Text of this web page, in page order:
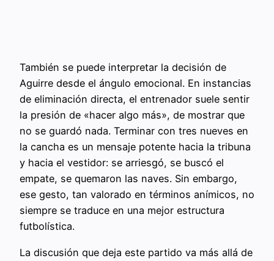
También se puede interpretar la decisión de
Aguirre desde el ángulo emocional. En instancias
de eliminación directa, el entrenador suele sentir
la presión de «hacer algo más», de mostrar que
no se guardó nada. Terminar con tres nueves en
la cancha es un mensaje potente hacia la tribuna
y hacia el vestidor: se arriesgó, se buscó el
empate, se quemaron las naves. Sin embargo,
ese gesto, tan valorado en términos anímicos, no
siempre se traduce en una mejor estructura
futbolística.
La discusión que deja este partido va más allá de